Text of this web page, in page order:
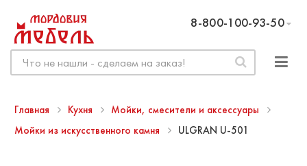
8-800-100-93-50
Главная Кухня
Мойки, смесители и аксессуары
Мойки из искусственного камня
ULGRAN U-501